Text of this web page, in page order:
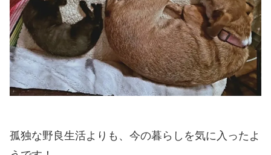
孤独な野良生活よりも、今の暮らしを気に入ったよ